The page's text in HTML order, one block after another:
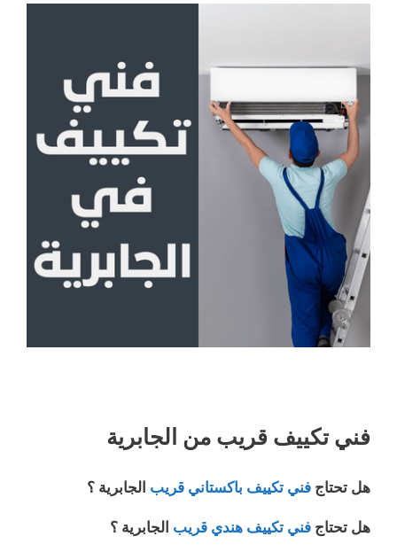
فني تكييف قريب من الجابرية
هل تحتاج فني تكييف باكستاني قريب الجابرية ؟
هل تحتاج فني تكييف هندي قريب الجابرية ؟